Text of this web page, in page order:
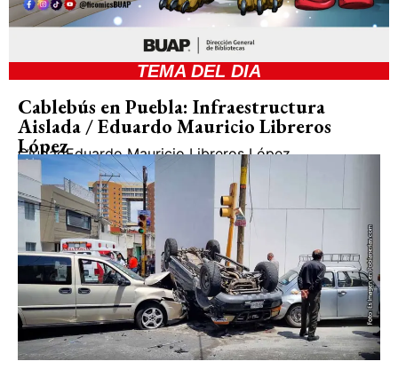
TEMA DEL DIA
Cablebús en Puebla: Infraestructura
Aislada / Eduardo Mauricio Libreros
López
CiudadEduardo Mauricio Libreros López